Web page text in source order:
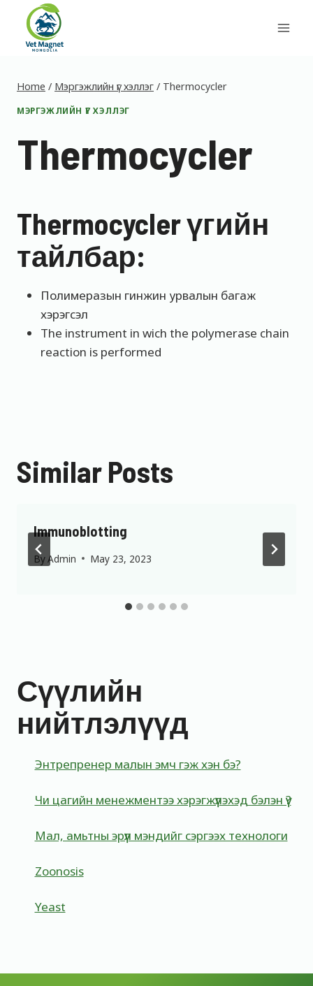
content
Home / Мэргэжлийн үг хэллэг / Thermocycler
МЭРГЭЖЛИЙН ҮГ ХЭЛЛЭГ
Thermocycler
Thermocycler үгийн
тайлбар:
Полимеразын гинжин урвалын багаж
хэрэгсэл
The instrument in wich the polymerase chain
reaction is performed
Similar Posts
Immunoblotting
ByAdmin May 23, 2023
Сүүлийн
нийтлэлүүд
Энтрепренер малын эмч гэж хэн бэ?
Чи цагийн менежментээ хэрэгжүүлэхэд бэлэн үү?
Мал, амьтны эрүүл мэндийг сэргээх технологи
Zoonosis
Yeast